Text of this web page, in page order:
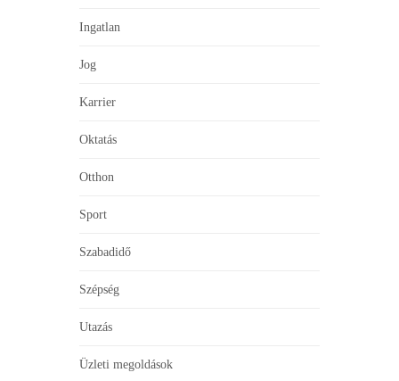
Ingatlan
Jog
Karrier
Oktatás
Otthon
Sport
Szabadidő
Szépség
Utazás
Üzleti megoldások